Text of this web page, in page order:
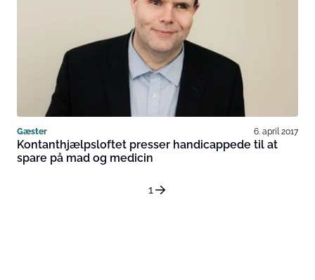
Gæster 6. april 2017
Kontanthjælpsloftet presser handicappede til at
spare på mad og medicin
1